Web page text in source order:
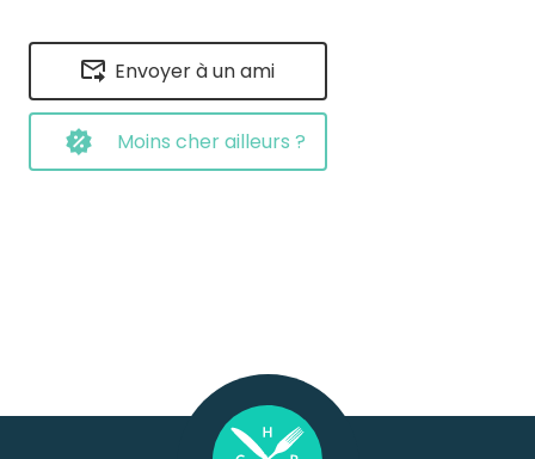
Envoyer à un ami
Moins cher ailleurs ?